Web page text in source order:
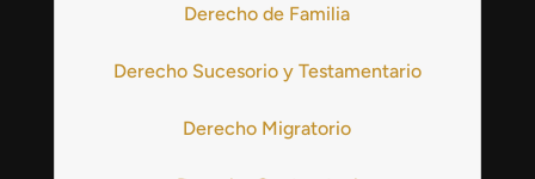
Derecho de Familia
Derecho Sucesorio y Testamentario
Derecho Migratorio